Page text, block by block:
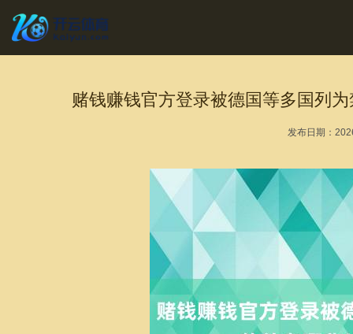
赌钱赚钱官方登录被德国等多国列
发布日期：